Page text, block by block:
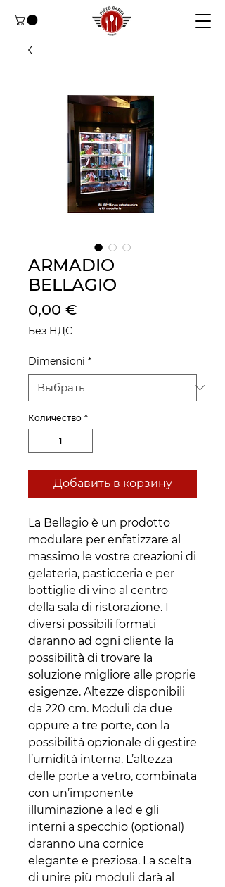
ARMADIO
BELLAGIO
0,00 €
Без НДС
Dimensioni *
Количество *
Добавить в корзину
La Bellagio è un prodotto
modulare per enfatizzare al
massimo le vostre creazioni di
gelateria, pasticceria e per
bottiglie di vino al centro
della sala di ristorazione. I
diversi possibili formati
daranno ad ogni cliente la
possibilità di trovare la
soluzione migliore alle proprie
esigenze. Altezze disponibili
da 220 cm. Moduli da due
oppure a tre porte, con la
possibilità opzionale di gestire
l’umidità interna. L’altezza
delle porte a vetro, combinata
con un’imponente
illuminazione a led e gli
interni a specchio (optional)
daranno una cornice
elegante e preziosa. La scelta
di unire più moduli darà al